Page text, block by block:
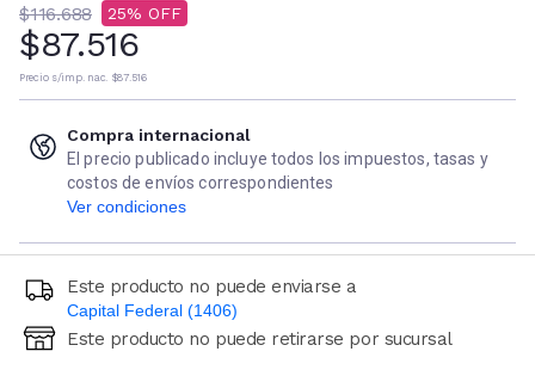
$116.688 25
$87.516
Precio s/imp. nac. $87.516
Compra internacional
El precio publicado incluye todos los impuestos, tasas y
costos de envíos correspondientes
Ver condiciones
Este producto no puede enviarse a
Capital Federal (1406)
Ingresá código postal (sólo números)
Este producto no puede retirarse por sucursal